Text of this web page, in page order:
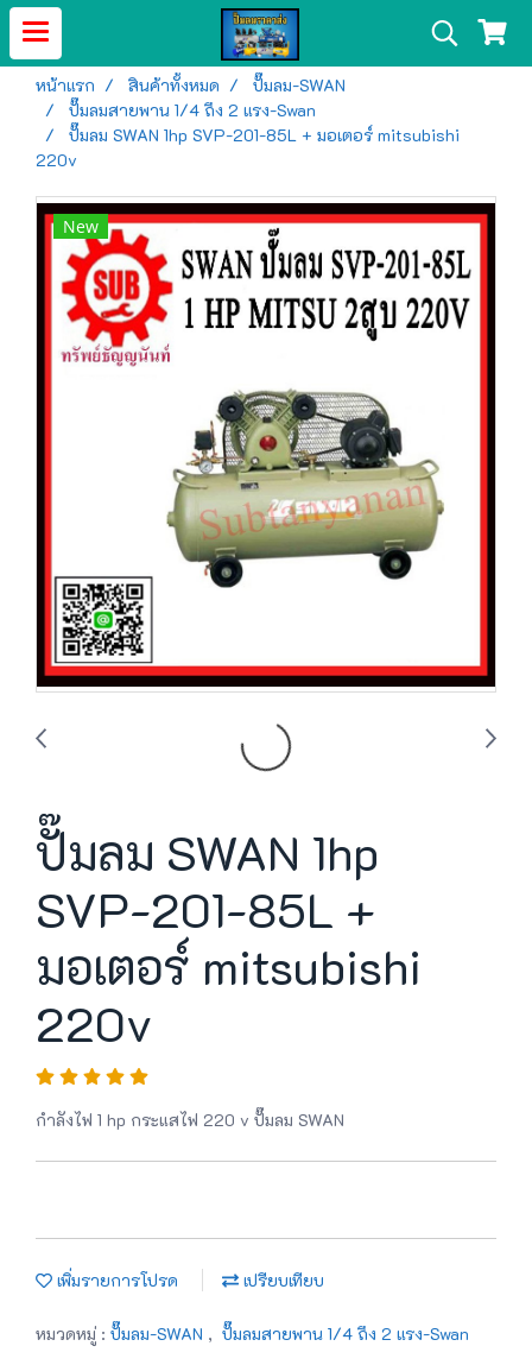
หน้าแรก สินค้าทั้งหมด
ปั๊มลม-SWAN
ปั๊มลมสายพาน 1/4 ถึง 2 แรง-Swan
ปั๊มลม SWAN 1hp SVP-201-85L + มอเตอร์ mitsubishi
220v
New
ปั๊มลม SWAN 1hp
SVP-201-85L +
มอเตอร์ mitsubishi
220v
กำลังไฟ 1 hp กระแสไฟ 220 v ปั๊มลม SWAN
เพิ่มรายการโปรด เปรียบเทียบ
หมวดหมู่ : ปั๊มลม-SWAN , ปั๊มลมสายพาน 1/4 ถึง 2 แรง-Swan